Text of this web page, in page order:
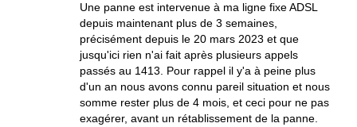
Une panne est intervenue à ma ligne fixe ADSL
depuis maintenant plus de 3 semaines,
précisément depuis le 20 mars 2023 et que
jusqu'ici rien n'ai fait après plusieurs appels
passés au 1413. Pour rappel il y'a à peine plus
d'un an nous avons connu pareil situation et nous
somme rester plus de 4 mois, et ceci pour ne pas
exagérer, avant un rétablissement de la panne.